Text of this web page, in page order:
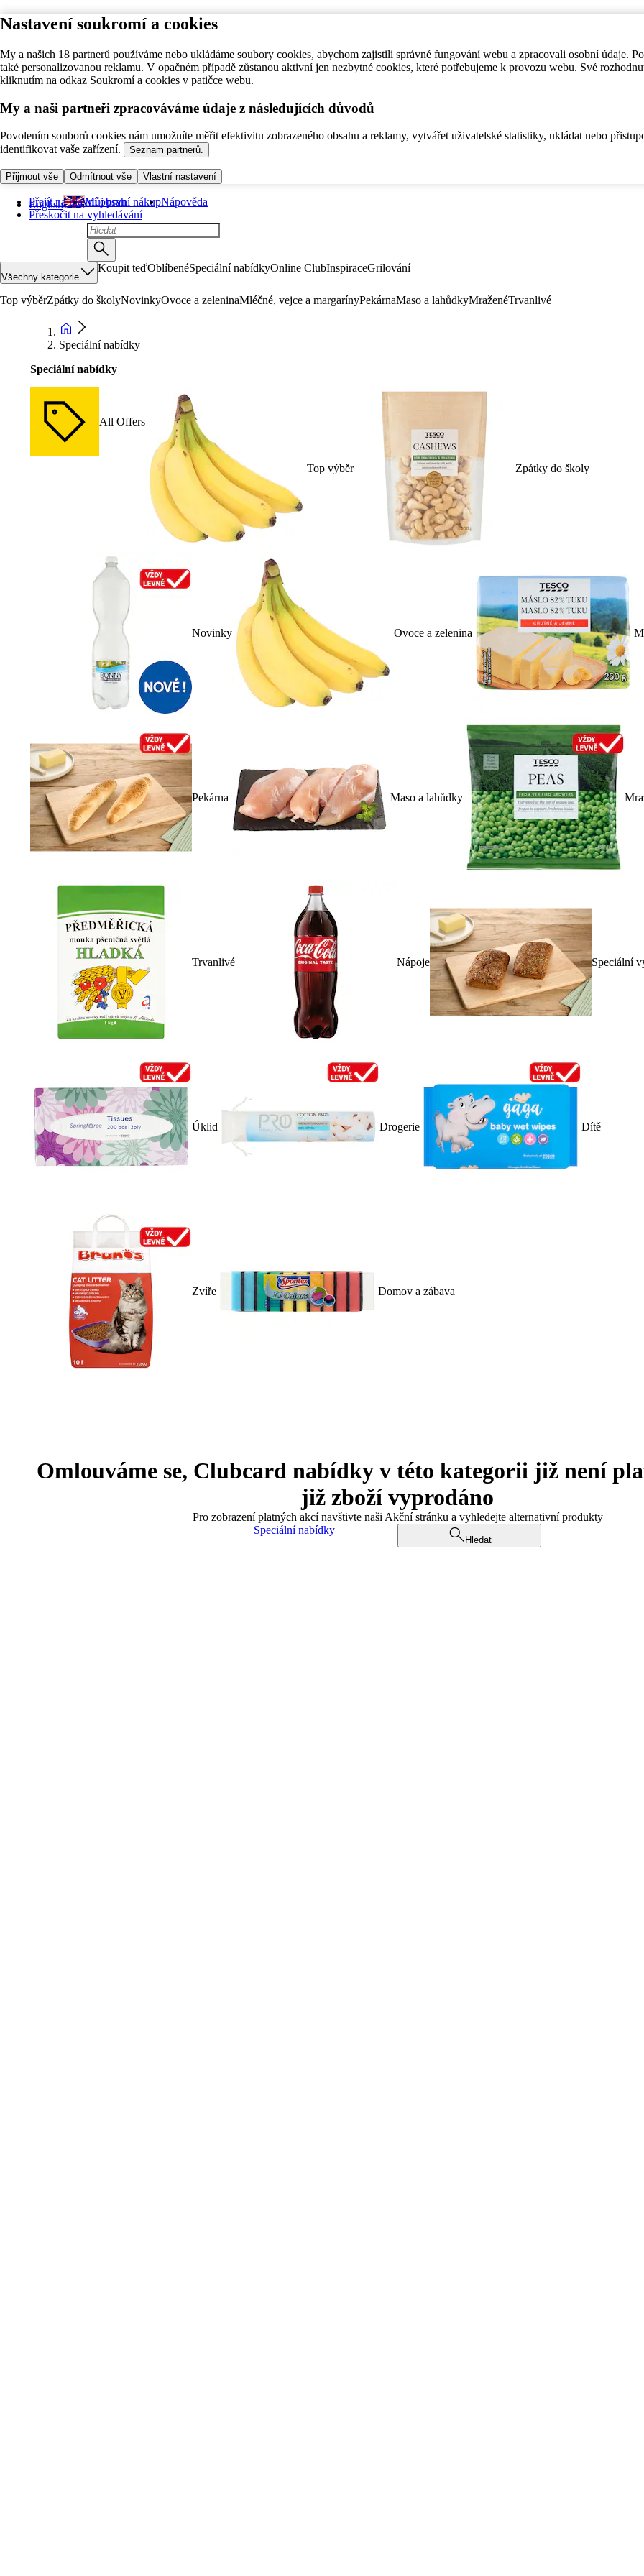
Nastavení soukromí a cookies
My a našich 18 partnerů používáme nebo ukládáme soubory cookies, abychom zajistili správné fungování webu a zpracovali osobní údaje.
také personalizovanou reklamu. V opačném případě zůstanou aktivní jen nezbytné cookies, které potřebujeme k provozu webu. Své
kliknutím na odkaz Soukromí a cookies v patičce webu.
My a naši partneři zpracováváme údaje z následujících důvodů
Povolením souborů cookies nám umožníte měřit efektivitu zobrazeného obsahu a reklamy, vytvářet uživatelské statistiky, ukládat nebo
identifikovat vaše zařízení.
Seznam partnerů.
Přijmout vše Odmítnout vše Vlastní nastavení
Přejít na hlavní obsah
Přeskočit na vyhledávání
English Můj první nákupNápověda
Všechny kategorie
Koupit teďOblíbenéSpeciální nabídkyOnline ClubInspiraceGrilování
Top výběrZpátky do školyNovinkyOvoce a zeleninaMléčné, vejce a margarínyPekárnaMaso a lahůdkyMraženéTrvanlivé
Speciální nabídky
Speciální nabídky
All Offers
Top výběr Zpátky do školy
Novinky Ovoce a zelenina
Pekárna Maso a lahůdky
Trvanlivé Nápoje Speciální
Úklid Drogerie Dítě
Zvíře Domov a zábava
Omlouváme se, Clubcard nabídky v této kategorii již není
již zboží vyprodáno
Pro zobrazení platných akcí navštivte naši Akční stránku a vyhledejte alternativní produkty
Speciální nabídky
Hledat